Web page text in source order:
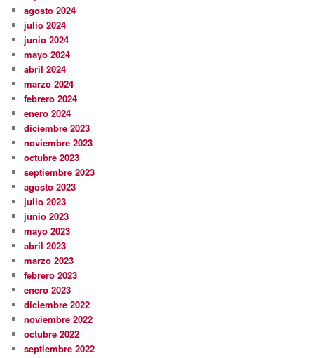
agosto 2024
julio 2024
junio 2024
mayo 2024
abril 2024
marzo 2024
febrero 2024
enero 2024
diciembre 2023
noviembre 2023
octubre 2023
septiembre 2023
agosto 2023
julio 2023
junio 2023
mayo 2023
abril 2023
marzo 2023
febrero 2023
enero 2023
diciembre 2022
noviembre 2022
octubre 2022
septiembre 2022